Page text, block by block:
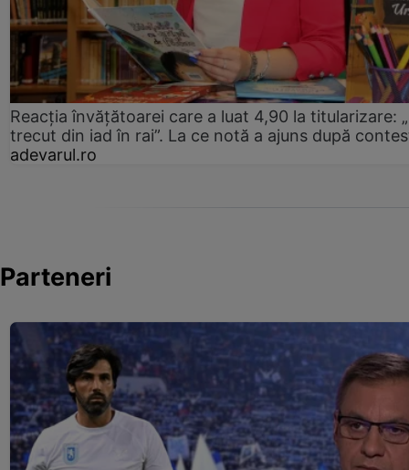
Reacția învățătoarei care a luat 4,90 la titularizare:
trecut din iad în rai”. La ce notă a ajuns după
adevarul.ro
Parteneri